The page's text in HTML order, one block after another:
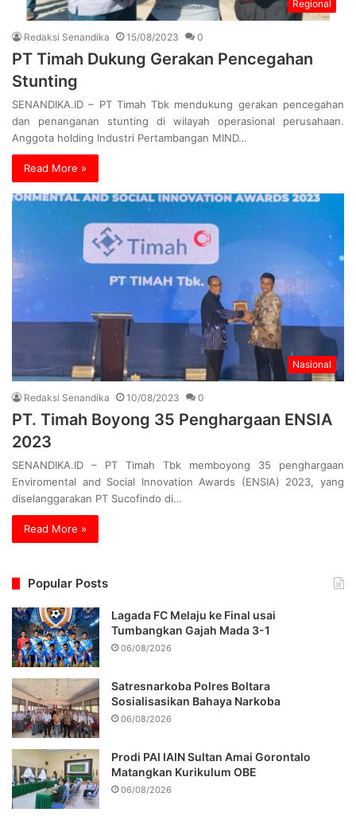
Regional
Redaksi Senandika 15/08/2023 0
PT Timah Dukung Gerakan Pencegahan
Stunting
SENANDIKA.ID – PT Timah Tbk mendukung gerakan pencegahan
dan penanganan stunting di wilayah operasional perusahaan.
Anggota holding Industri Pertambangan MIND…
Read More »
Nasional
Redaksi Senandika 10/08/2023 0
PT. Timah Boyong 35 Penghargaan ENSIA
2023
SENANDIKA.ID – PT Timah Tbk memboyong 35 penghargaan
Enviromental and Social Innovation Awards (ENSIA) 2023, yang
diselanggarakan PT Sucofindo di…
Read More »
Popular Posts
Lagada FC Melaju ke Final usai
Tumbangkan Gajah Mada 3-1
06/08/2026
Satresnarkoba Polres Boltara
Sosialisasikan Bahaya Narkoba
06/08/2026
Prodi PAI IAIN Sultan Amai Gorontalo
Matangkan Kurikulum OBE
06/08/2026